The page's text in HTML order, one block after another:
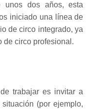
unos dos años, esta
iniciado una línea de
de circo integrado, ya
de circo profesional.
trabajar es invitar a
(por ejemplo,